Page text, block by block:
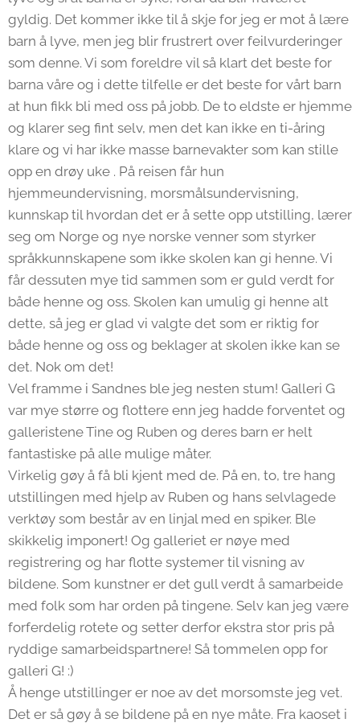
gyldig. Det kommer ikke til å skje for jeg er mot å lære
barn å lyve, men jeg blir frustrert over feilvurderinger
som denne. Vi som foreldre vil så klart det beste for
barna våre og i dette tilfelle er det beste for vårt barn
at hun fikk bli med oss på jobb. De to eldste er hjemme
og klarer seg fint selv, men det kan ikke en ti-åring
klare og vi har ikke masse barnevakter som kan stille
opp en drøy uke . På reisen får hun
hjemmeundervisning, morsmålsundervisning,
kunnskap til hvordan det er å sette opp utstilling, lærer
seg om Norge og nye norske venner som styrker
språkkunnskapene som ikke skolen kan gi henne. Vi
får dessuten mye tid sammen som er guld verdt for
både henne og oss. Skolen kan umulig gi henne alt
dette, så jeg er glad vi valgte det som er riktig for
både henne og oss og beklager at skolen ikke kan se
det. Nok om det!
Vel framme i Sandnes ble jeg nesten stum! Galleri G
var mye større og flottere enn jeg hadde forventet og
galleristene Tine og Ruben og deres barn er helt
fantastiske på alle mulige måter.
Virkelig gøy å få bli kjent med de. På en, to, tre hang
utstillingen med hjelp av Ruben og hans selvlagede
verktøy som består av en linjal med en spiker. Ble
skikkelig imponert! Og galleriet er nøye med
registrering og har flotte systemer til visning av
bildene. Som kunstner er det gull verdt å samarbeide
med folk som har orden på tingene. Selv kan jeg være
forferdelig rotete og setter derfor ekstra stor pris på
ryddige samarbeidspartnere! Så tommelen opp for
galleri G! :)
Å henge utstillinger er noe av det morsomste jeg vet.
Det er så gøy å se bildene på en nye måte. Fra kaoset i